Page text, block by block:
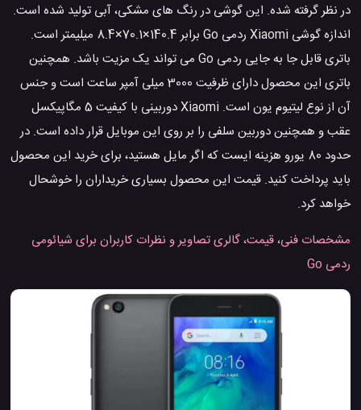
در نظر گرفته شده. این گوشی در رنگ های مشکی، آبی تولید شده است.
اندازه گوشی Xiaomi ردمی Go برابر 140.4×70.1×8.4 میلیمتر است.
باتری قابل جا به جایی ردمی Go می تواند یک مزیت باشد. همچنین
باتری این محصول دارای ظرفیت 3000 میلی آمپر ساعت است و جنس
آن از نوع لیتیوم یون است. Xiaomi دوربینی با کیفیت 5 مگاپیکسل
عقب و همچنین دوربین سلفی را بر روی این موبایل قرار داده است. در
حدود 80 یورو هزینه ایست که اگر مایل هستید، برای خرید این محصول
باید پرداخت کنید. قیمت این محصول بسیاری خریداران را خوشحال
خواهد کرد.
مشخصات فنی، قیمت، گالری تصاویر و نظرات کاربران برای شیائومی
ردمی Go